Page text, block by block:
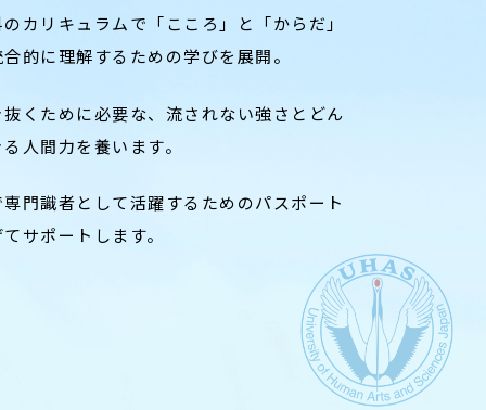
カリキュラムで「こころ」と「からだ」
的に理解するための学びを展開。
くために必要な、流されない強さとどん
人間力を養います。
門識者として活躍するためのパスポート
サポートします。